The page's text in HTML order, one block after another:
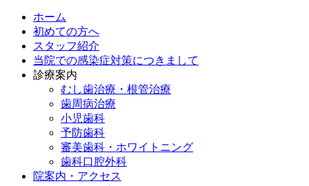
ホーム
初めての方へ
スタッフ紹介
当院での感染症対策につきまして
診療案内
むし歯治療・根管治療
歯周病治療
小児歯科
予防歯科
審美歯科・ホワイトニング
歯科口腔外科
院案内・アクセス